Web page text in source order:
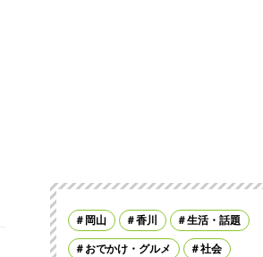
岡山 香川 生活・話題
おでかけ・グルメ 社会